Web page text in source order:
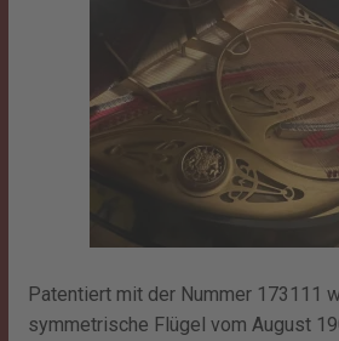
Patentiert mit der Nummer 173111
symmetrische Flügel vom August